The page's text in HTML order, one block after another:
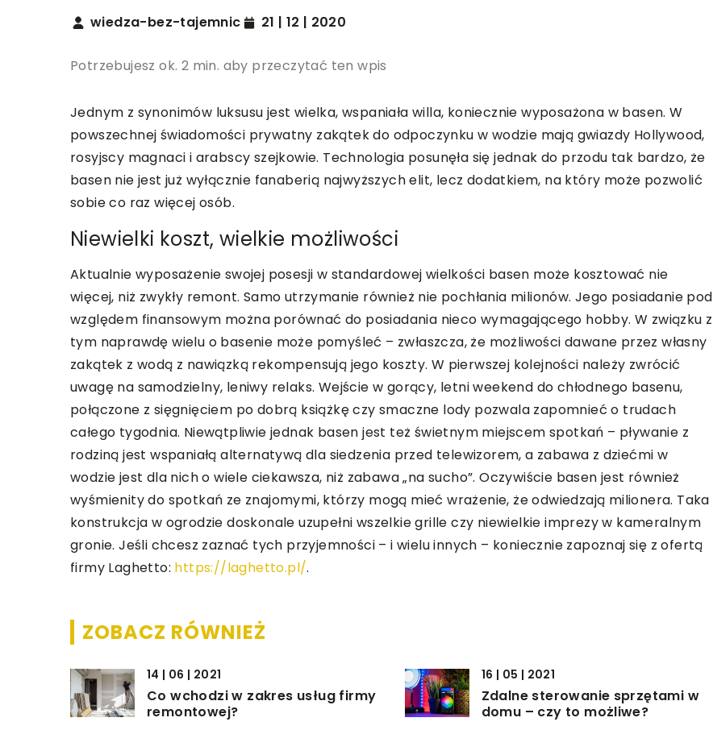
wiedza-bez-tajemnic 21 | 12 | 2020
Potrzebujesz ok. 2 min. aby przeczytać ten wpis
Jednym z synonimów luksusu jest wielka, wspaniała willa, koniecznie wyposażona w basen. W
powszechnej świadomości prywatny zakątek do odpoczynku w wodzie mają gwiazdy Hollywood,
rosyjscy magnaci i arabscy szejkowie. Technologia posunęła się jednak do przodu tak bardzo, że
basen nie jest już wyłącznie fanaberią najwyższych elit, lecz dodatkiem, na który może pozwolić
sobie co raz więcej osób.
Niewielki koszt, wielkie możliwości
Aktualnie wyposażenie swojej posesji w standardowej wielkości basen może kosztować nie
więcej, niż zwykły remont. Samo utrzymanie również nie pochłania milionów. Jego posiadanie pod
względem finansowym można porównać do posiadania nieco wymagającego hobby. W związku z
tym naprawdę wielu o basenie może pomyśleć – zwłaszcza, że możliwości dawane przez własny
zakątek z wodą z nawiązką rekompensują jego koszty. W pierwszej kolejności należy zwrócić
uwagę na samodzielny, leniwy relaks. Wejście w gorący, letni weekend do chłodnego basenu,
połączone z sięgnięciem po dobrą książkę czy smaczne lody pozwala zapomnieć o trudach
całego tygodnia. Niewątpliwie jednak basen jest też świetnym miejscem spotkań – pływanie z
rodziną jest wspaniałą alternatywą dla siedzenia przed telewizorem, a zabawa z dziećmi w
wodzie jest dla nich o wiele ciekawsza, niż zabawa „na sucho”. Oczywiście basen jest również
wyśmienity do spotkań ze znajomymi, którzy mogą mieć wrażenie, że odwiedzają milionera. Taka
konstrukcja w ogrodzie doskonale uzupełni wszelkie grille czy niewielkie imprezy w kameralnym
gronie. Jeśli chcesz zaznać tych przyjemności – i wielu innych – koniecznie zapoznaj się z ofertą
firmy Laghetto: https://laghetto.pl/.
ZOBACZ RÓWNIEŻ
14 | 06 | 2021
Co wchodzi w zakres usług firmy
remontowej?
16 | 05 | 2021
Zdalne sterowanie sprzętami w
domu – czy to możliwe?